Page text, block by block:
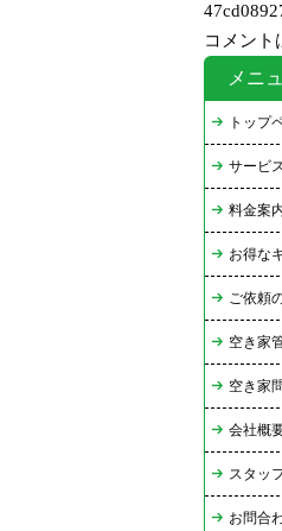
コメント
メニ
トップ
サービ
料金案
お得な
ご依頼
空き家
空き家
会社概
スタッ
お問合